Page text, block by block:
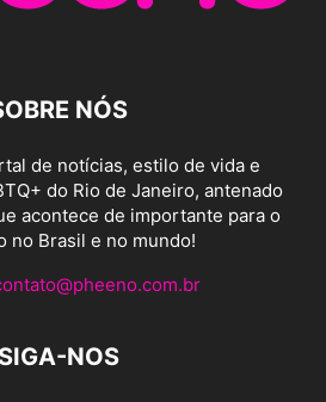
NÓS
de notícias, estilo de vida e
do Rio de Janeiro, antenado
acontece de importante para o
no Brasil e no mundo!
SIGA-NOS